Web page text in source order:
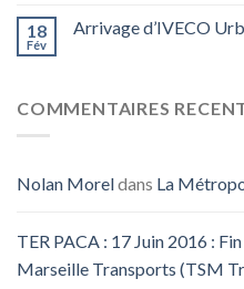
18
Fév
Arrivage d’IVECO
COMMENTAIRES
Nolan Moreldans La
TER PACA : 17 Juin 2016 :
Marseille Transports (TSM